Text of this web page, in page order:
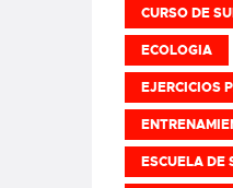
CURSO DE
ECOLOGIA
EJERCICIOS
ESCUELA DE